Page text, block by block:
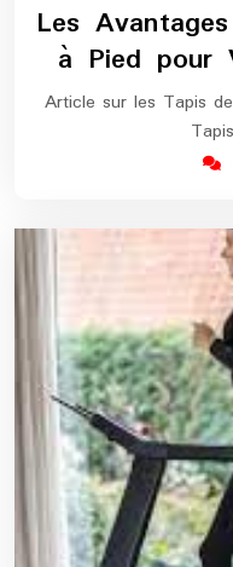
Les
à Pied pour
Article sur les Tapis